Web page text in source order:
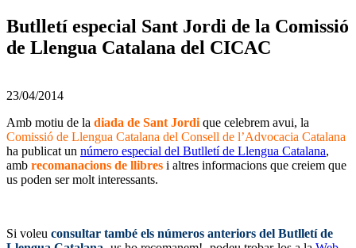
Butlletí especial Sant Jordi de la Comissió
de Llengua Catalana del CICAC
23/04/2014
Amb motiu de la diada de Sant Jordi que celebrem avui, la
Comissió de Llengua Catalana del Consell de l’Advocacia Catalana
ha publicat un número especial del Butlletí de Llengua Catalana,
amb recomanacions de llibres i altres informacions que creiem que
us poden ser molt interessants.
Si voleu consultar també els números anteriors del Butlletí de